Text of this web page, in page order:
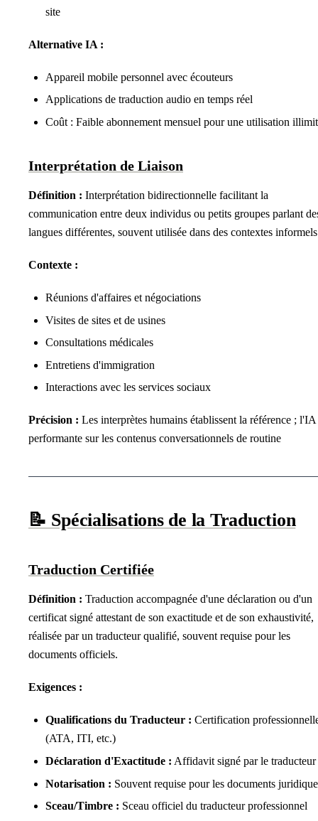
site
Alternative IA :
Appareil mobile personnel avec écouteurs
Applications de traduction audio en temps réel
Coût : Faible abonnement mensuel pour une utilisation
Interprétation de Liaison
Définition : Interprétation bidirectionnelle facilitant la
communication entre deux individus ou petits groupes parlant
langues différentes, souvent utilisée dans des contextes
Contexte :
Réunions d'affaires et négociations
Visites de sites et de usines
Consultations médicales
Entretiens d'immigration
Interactions avec les services sociaux
Précision : Les interprètes humains établissent la référence ; l'IA
performante sur les contenus conversationnels de routine
📝 Spécialisations de la Traduction
Traduction Certifiée
Définition : Traduction accompagnée d'une déclaration ou d'un
certificat signé attestant de son exactitude et de son exhaustivité,
réalisée par un traducteur qualifié, souvent requise pour les
documents officiels.
Exigences :
Qualifications du Traducteur : Certification
(ATA, ITI, etc.)
Déclaration d'Exactitude : Affidavit signé par le traducteur
Notarisation : Souvent requise pour les documents
Sceau/Timbre : Sceau officiel du traducteur professionnel